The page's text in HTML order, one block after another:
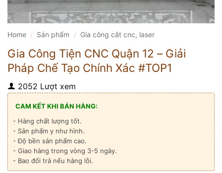
Home / Sản phẩm / Gia công cắt cnc, laser
Gia Công Tiện CNC Quận 12 – Giải
Pháp Chế Tạo Chính Xác #TOP1
2052 Lượt xem
CAM KẾT KHI BÁN HÀNG:
- Hàng chất lượng tốt.
- Sản phẩm y như hình.
- Độ bền sản phẩm cao.
- Giao hàng trong vòng 3-5 ngày.
- Bao đổi trả nếu hàng lỗi.